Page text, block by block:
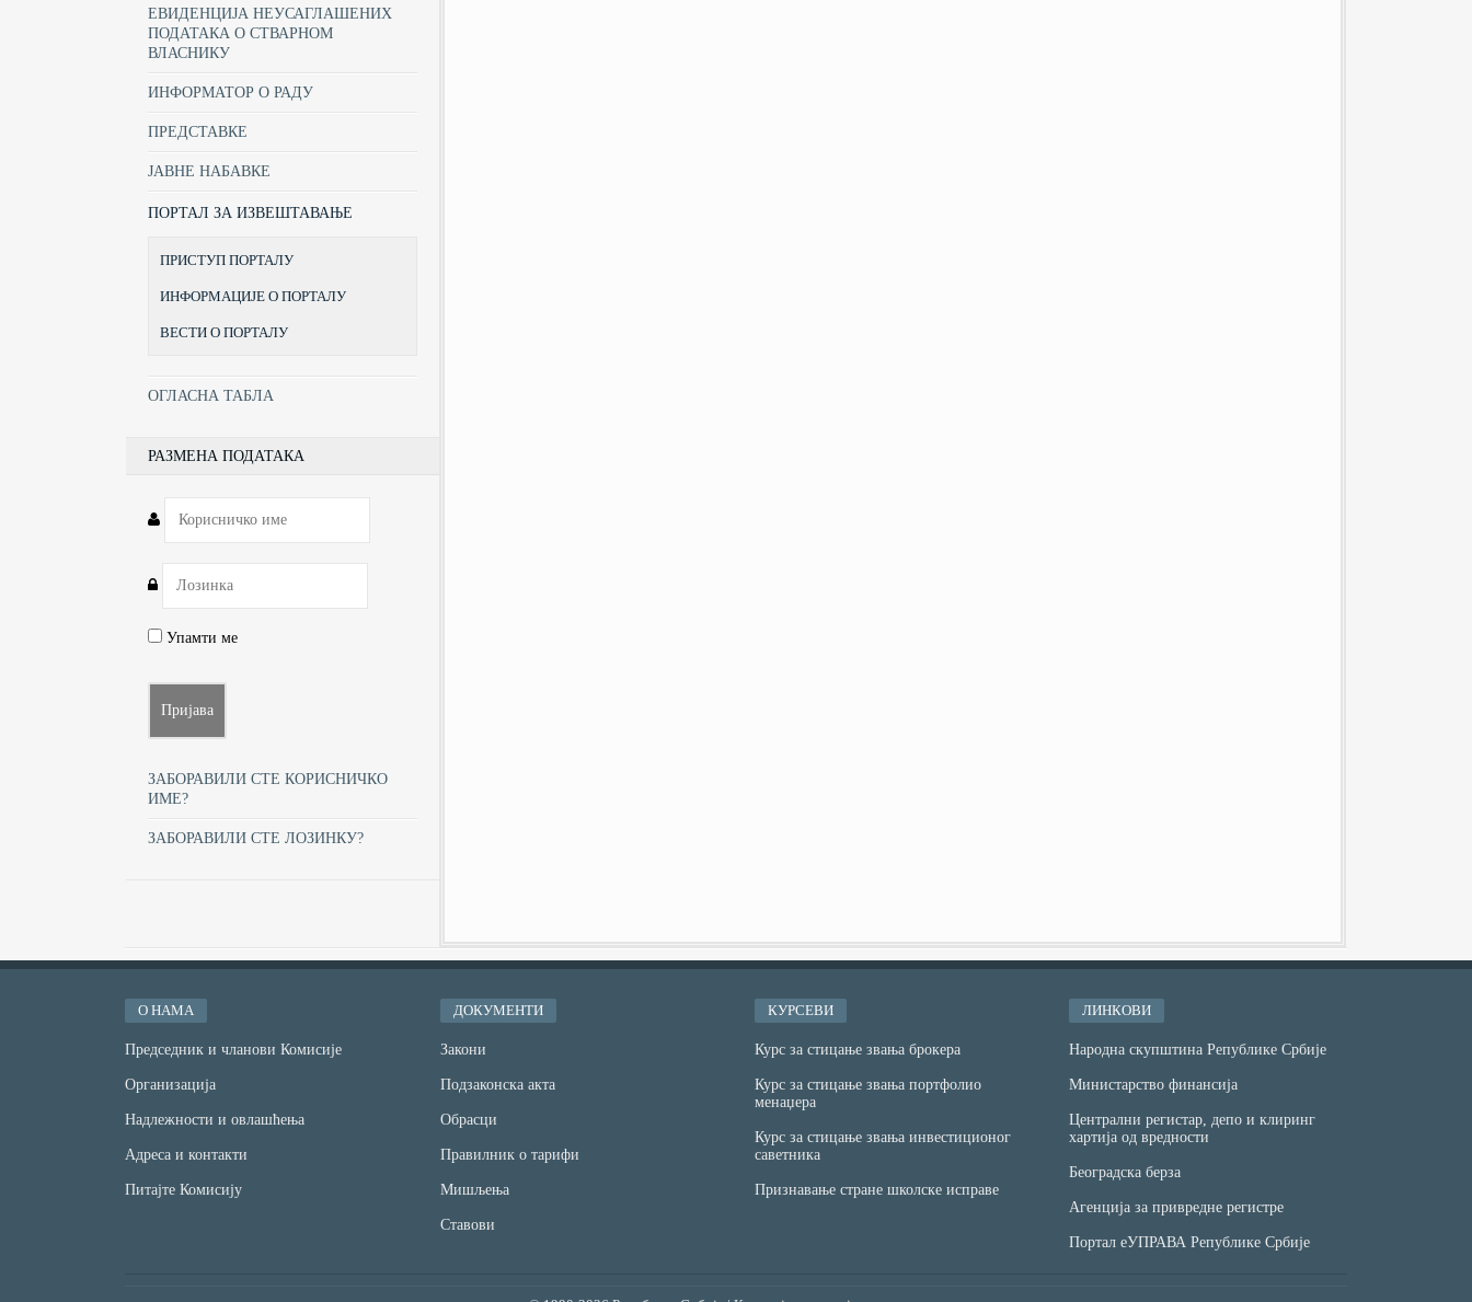
ЕВИДЕНЦИЈА НЕУСАГЛАШЕНИХ
ПОДАТАКА О СТВАРНОМ
ВЛАСНИКУ
ИНФОРМАТОР О РАДУ
ПРЕДСТАВКЕ
ЈАВНЕ НАБАВКЕ
ПОРТАЛ ЗА ИЗВЕШТАВАЊЕ
ПРИСТУП ПОРТАЛУ
ИНФОРМАЦИЈЕ О ПОРТАЛУ
ВЕСТИ О ПОРТАЛУ
ОГЛАСНА ТАБЛА
РАЗМЕНА ПОДАТАКА
Упамти ме
ЗАБОРАВИЛИ СТЕ КОРИСНИЧКО
ИМЕ?
ЗАБОРАВИЛИ СТЕ ЛОЗИНКУ?
О НАМА
Председник и чланови Комисије
Организација
Надлежности и овлашћења
Адреса и контакти
Питајте Комисију
ДОКУМЕНТИ
Закони
Подзаконска акта
Обрасци
Правилник о тарифи
Мишљења
Ставови
КУРСЕВИ
Курс за стицање звања брокера
Курс за стицање звања портфолио
менаџера
Курс за стицање звања инвестиционог
саветника
Признавање стране школске исправе
ЛИНКОВИ
Народна скупштина Републике Србије
Министарство финансијa
Централни регистар, депо и клиринг
хартија од вредности
Београдска берза
Агенција за привредне регистре
Портал еУПРАВА Републике Србије